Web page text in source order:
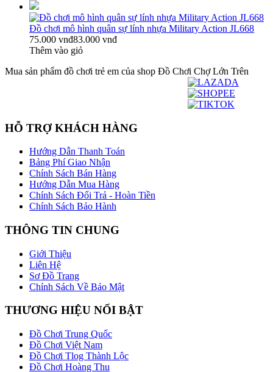
Đồ chơi mô hình quân sự lính nhựa Military Action JL668
75.000 vnđ83.000 vnđ
Thêm vào giỏ
Mua sản phẩm đồ chơi trẻ em của shop Đồ Chơi Chợ Lớn Trên
HỖ TRỢ KHÁCH HÀNG
Hướng Dẫn Thanh Toán
Bảng Phí Giao Nhận
Chính Sách Bán Hàng
Hướng Dẫn Mua Hàng
Chính Sách Đổi Trả - Hoàn Tiền
Chính Sách Bảo Hành
THÔNG TIN CHUNG
Giới Thiệu
Liên Hệ
Sơ Đồ Trang
Chính Sách Về Bảo Mật
THƯƠNG HIỆU NỔI BẬT
Đồ Chơi Trung Quốc
Đồ Chơi Việt Nam
Đồ Chơi Tlog Thành Lộc
Đồ Chơi Hoàng Thu